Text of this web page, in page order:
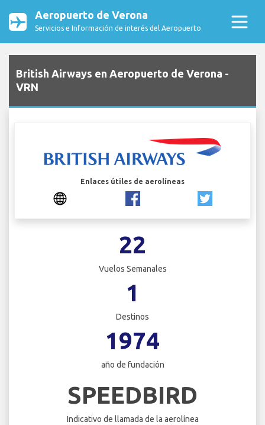
Aeropuerto de Verona
Servicios e Información de interés del Aeropuerto
British Airways en Aeropuerto de Verona -
VRN
Enlaces útiles de aerolíneas
22
Vuelos Semanales
1
Destinos
1974
año de fundación
SPEEDBIRD
Indicativo de llamada de la aerolínea